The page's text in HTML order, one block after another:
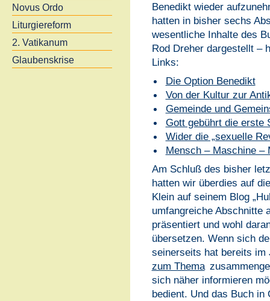
Novus Ordo
Liturgiereform
2. Vatikanum
Glaubenskrise
Benedikt wieder
hatten in bisher sechs
wesentliche Inhalte des
Rod Dreher dargestellt –
Links:
Die Option Benedikt
Von der Kultur zur
Gemeinde und
Gott gebührt die erste
Wider die „sexuelle
Mensch – Maschine –
Am Schluß des bisher
hatten wir überdies auf
Klein auf seinem Blog
umfangreiche Abschnitte
präsentiert und wohl
übersetzen. Wenn sich
seinerseits hat bereits
zum Thema
sich näher informieren
bedient. Und das Buch